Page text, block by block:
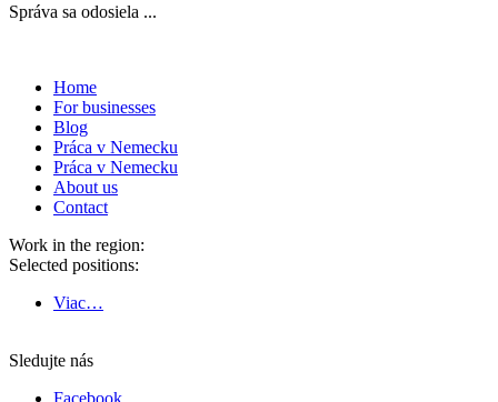
Správa sa odosiela ...
Home
For businesses
Blog
Práca v Nemecku
Práca v Nemecku
About us
Contact
Work in the region:
Selected positions:
Viac…
Sledujte nás